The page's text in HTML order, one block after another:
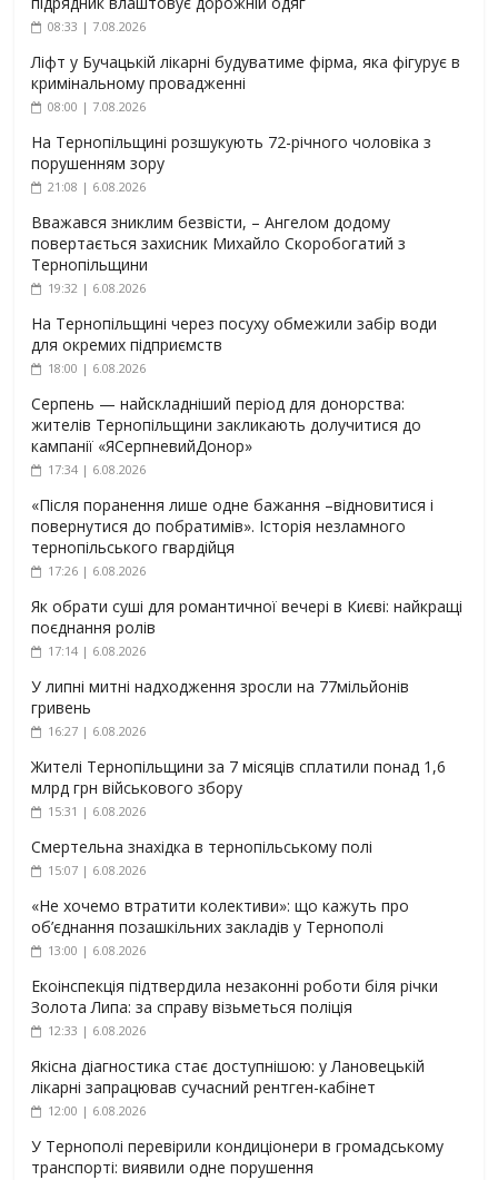
08:33 | 7.08.2026
Ліфт у Бучацькій лікарні будуватиме фірма, яка фігурує в
кримінальному провадженні
08:00 | 7.08.2026
На Тернопільщині розшукують 72-річного чоловіка з
порушенням зору
21:08 | 6.08.2026
Вважався зниклим безвісти, – Ангелом додому
повертається захисник Михайло Скоробогатий з
Тернопільщини
19:32 | 6.08.2026
На Тернопільщині через посуху обмежили забір води
для окремих підприємств
18:00 | 6.08.2026
Серпень — найскладніший період для донорства:
жителів Тернопільщини закликають долучитися до
кампанії «ЯСерпневийДонор»
17:34 | 6.08.2026
«Після поранення лише одне бажання –відновитися і
повернутися до побратимів». Історія незламного
тернопільського гвардійця
17:26 | 6.08.2026
Як обрати суші для романтичної вечері в Києві: найкращі
поєднання ролів
17:14 | 6.08.2026
У липні митні надходження зросли на 77мільйонів
гривень
16:27 | 6.08.2026
Жителі Тернопільщини за 7 місяців сплатили понад 1,6
млрд грн військового збору
15:31 | 6.08.2026
Смертельна знахідка в тернопільському полі
15:07 | 6.08.2026
«Не хочемо втратити колективи»: що кажуть про
об’єднання позашкільних закладів у Тернополі
13:00 | 6.08.2026
Екоінспекція підтвердила незаконні роботи біля річки
Золота Липа: за справу візьметься поліція
12:33 | 6.08.2026
Якісна діагностика стає доступнішою: у Лановецькій
лікарні запрацював сучасний рентген-кабінет
12:00 | 6.08.2026
У Тернополі перевірили кондиціонери в громадському
транспорті: виявили одне порушення